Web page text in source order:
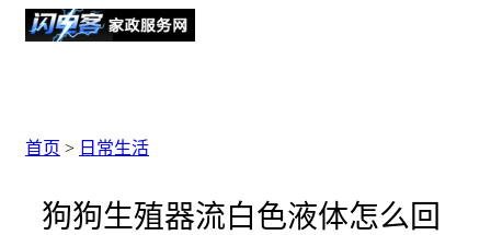
首页 > 日常生活
狗狗生殖器流白色液体怎么回